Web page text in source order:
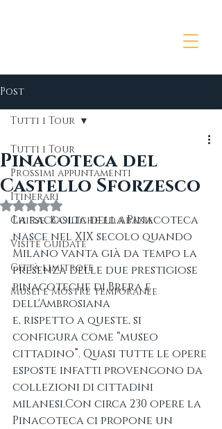
Post
Tutti i Tour
Prossimi appuntamenti
Itinerari
Chiese, Basiliche ed Abazie
Visite guidate
Città limitrofe
Musei e Mostre temporanee
Tutti i Tour
Pinacoteca del
Castello Sforzesco
Valutazione NaN stelle su 5.
La raccolta della Pinacoteca
nasce nel XIX secolo quando
Milano vanta già da tempo la
presenza delle due prestigiose
pinacoteche di Brera e
dell'Ambrosiana
e, rispetto a queste, si
configura come “museo
cittadino”. Quasi tutte le opere
esposte infatti provengono da
collezioni di cittadini
milanesi.Con circa 230 opere la
Pinacoteca ci propone un